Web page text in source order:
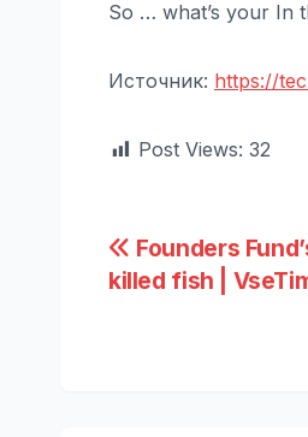
So … what’s your In
Источник: https://
Post Views: 32
по
Founders
killed fish |